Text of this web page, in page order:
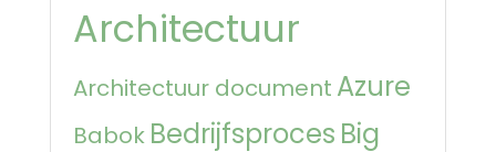
Architectuur
Architectuur document Azure
Babok Bedrijfsproces Big